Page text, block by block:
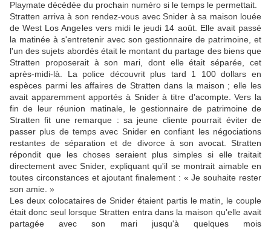
Playmate décédée du prochain numéro si le temps le permettait.
Stratten arriva à son rendez-vous avec Snider à sa maison louée
de West Los Angeles vers midi le jeudi 14 août. Elle avait passé
la matinée à s'entretenir avec son gestionnaire de patrimoine, et
l'un des sujets abordés était le montant du partage des biens que
Stratten proposerait à son mari, dont elle était séparée, cet
après-midi-là. La police découvrit plus tard 1 100 dollars en
espèces parmi les affaires de Stratten dans la maison ; elle les
avait apparemment apportés à Snider à titre d'acompte. Vers la
fin de leur réunion matinale, le gestionnaire de patrimoine de
Stratten fit une remarque : sa jeune cliente pourrait éviter de
passer plus de temps avec Snider en confiant les négociations
restantes de séparation et de divorce à son avocat. Stratten
répondit que les choses seraient plus simples si elle traitait
directement avec Snider, expliquant qu'il se montrait aimable en
toutes circonstances et ajoutant finalement : « Je souhaite rester
son amie. »
Les deux colocataires de Snider étaient partis le matin, le couple
était donc seul lorsque Stratten entra dans la maison qu'elle avait
partagée avec son mari jusqu'à quelques mois